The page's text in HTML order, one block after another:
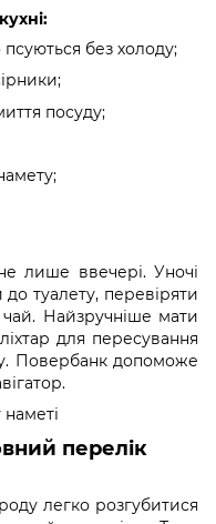
без холоду;
посуду;
лише ввечері. Уночі
туалету, перевіряти
Найзручніше мати
для пересування
Повербанк допоможе
перелік
легко розгубитися